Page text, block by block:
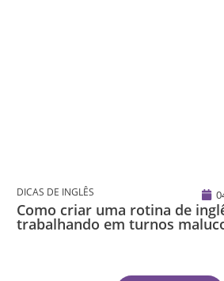
DICAS DE INGLÊS
Como criar uma rotina de
trabalhando em turnos